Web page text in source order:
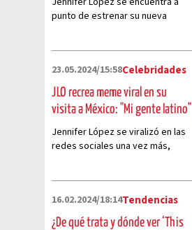
punto de estrenar su nueva
23.05.2024/15:58Celebridades
JLO recrea meme viral en su
visita a México: "Mi gente latino"
Jennifer López se viralizó en las
redes sociales una vez más,
16.02.2024/18:14Tendencias
¿De qué trata y dónde ver ‘This